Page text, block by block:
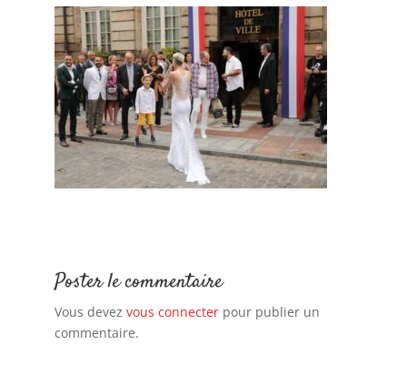
Poster le commentaire
Vous devez vous connecterpour publier un
commentaire.